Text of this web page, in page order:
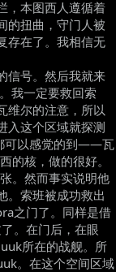
，本图西人遵循着
的扭曲，守门人被
存在了。我相信无
信号。然后我就来
我一定要救回索
维尔的注意，所以
入这个区域就探测
可以感觉的到——瓦
的核，做的很好。
。然而事实说明他
。索班被成功救出
之门了。同样是借
。在门后，在眼
所在的战舰。所
。在这个空间区域